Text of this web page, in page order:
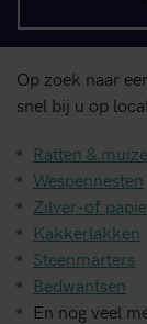
Op zoek naar
snel bij u op
Ratten &
Wespennesten
Zilver-of
Kakkerlakken
Steenmarters
Bedwantsen
En nog veel